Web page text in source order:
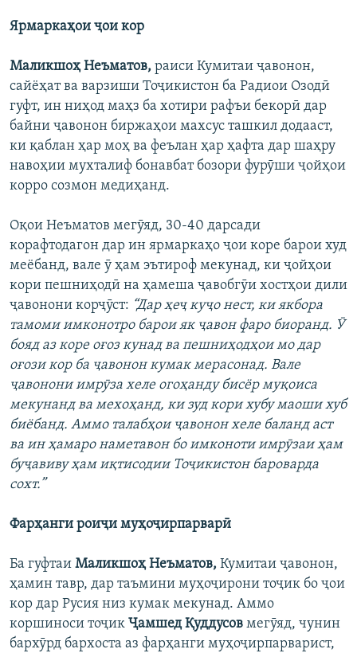
Ярмаркаҳои ҷои кор
Маликшоҳ Неъматов, раиси Кумитаи ҷавонон,
сайёҳат ва варзиши Тоҷикистон ба Радиои Озодӣ
гуфт, ин ниҳод маҳз ба хотири рафъи бекорӣ дар
байни ҷавонон биржаҳои махсус ташкил додааст,
ки қаблан ҳар моҳ ва феълан ҳар ҳафта дар шаҳру
навоҳии мухталиф бонавбат бозори фурӯши ҷойҳои
корро созмон медиҳанд.
Оқои Неъматов мегӯяд, 30-40 дарсади
корафтодагон дар ин ярмаркаҳо ҷои коре барои худ
меёбанд, вале ӯ ҳам эътироф мекунад, ки ҷойҳои
кори пешниҳодӣ на ҳамеша ҷавобгӯи хостҳои дили
ҷавонони корҷӯст: “Дар ҳеҷ куҷо нест, ки якбора
тамоми имконотро барои як ҷавон фаро биоранд. Ӯ
бояд аз коре оғоз кунад ва пешниҳодҳои мо дар
оғози кор ба ҷавонон кумак мерасонад. Вале
ҷавонони имрӯза хеле огоҳанду бисёр муқоиса
мекунанд ва мехоҳанд, ки зуд кори хубу маоши хуб
биёбанд. Аммо талабҳои ҷавонон хеле баланд аст
ва ин ҳамаро наметавон бо имконоти имрӯзаи ҳам
буҷавиву ҳам иқтисодии Тоҷикистон бароварда
сохт.”
Фарҳанги роиҷи муҳоҷирпарварӣ
Ба гуфтаи Маликшоҳ Неъматов, Кумитаи ҷавонон,
ҳамин тавр, дар таъмини муҳоҷирони тоҷик бо ҷои
кор дар Русия низ кумак мекунад. Аммо
коршиноси тоҷик Ҷамшед Қуддусов мегӯяд, чунин
бархӯрд бархоста аз фарҳанги муҳоҷирпарварист,